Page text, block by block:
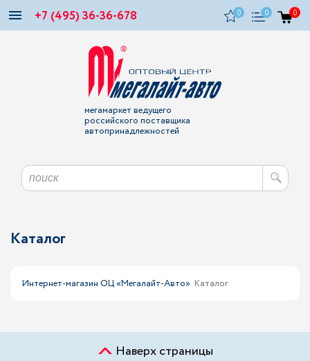
+7 (495) 36-36-678 0 0 0
мегамаркет ведущего
российского поставщика
автопринадлежностей
Каталог
Интернет-магазин ОЦ «Мегалайт-Авто» Каталог
Наверх страницы